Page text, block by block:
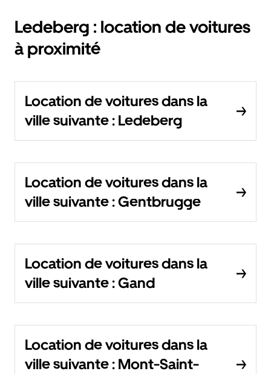
Ledeberg : location de voitures
à proximité
Location de voitures dans la
ville suivante : Ledeberg
Location de voitures dans la
ville suivante : Gentbrugge
Location de voitures dans la
ville suivante : Gand
Location de voitures dans la
ville suivante : Mont-Saint-